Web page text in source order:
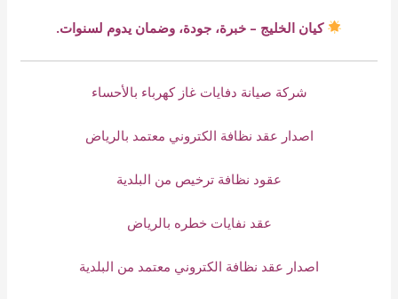
كيان الخليج – خبرة، جودة، وضمان يدوم لسنوات.
شركة صيانة دفايات غاز كهرباء بالأحساء
اصدار عقد نظافة الكتروني معتمد بالرياض
عقود نظافة ترخيص من البلدية
عقد نفايات خطره بالرياض
اصدار عقد نظافة الكتروني معتمد من البلدية